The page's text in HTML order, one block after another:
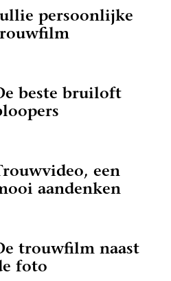
persoonlijke
beste bruiloft
een
aandenken
trouwfilm naast
foto